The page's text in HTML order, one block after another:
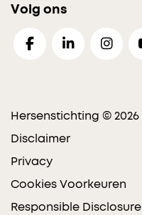
Volg ons
Hersenstichting © 2026
Disclaimer
Privacy
Cookies Voorkeuren
Responsible Disclosure